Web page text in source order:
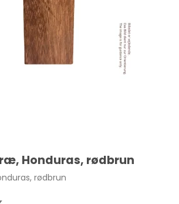
mm. Nikkel pr. stk.
Honduras, rødbrun
rødbrun